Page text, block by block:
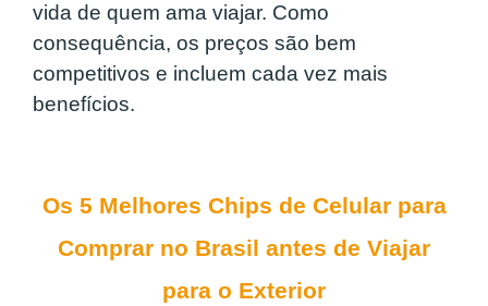
vida de quem ama viajar. Como
consequência, os preços são bem
competitivos e incluem cada vez mais
benefícios.
Os 5 Melhores Chips de Celular para
Comprar no Brasil antes de Viajar
para o Exterior